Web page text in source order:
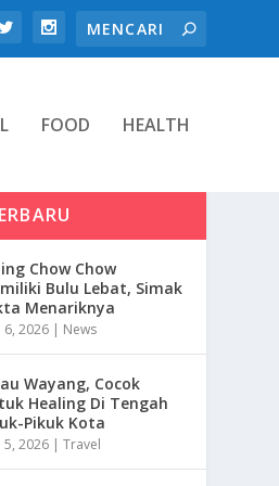
FOOD HEALTH
Chow Chow
Bulu Lebat, Simak
Menariknya
6, 2026 | News
Wayang, Cocok
Healing Di Tengah
Pikuk Kota
5, 2026 |Travel